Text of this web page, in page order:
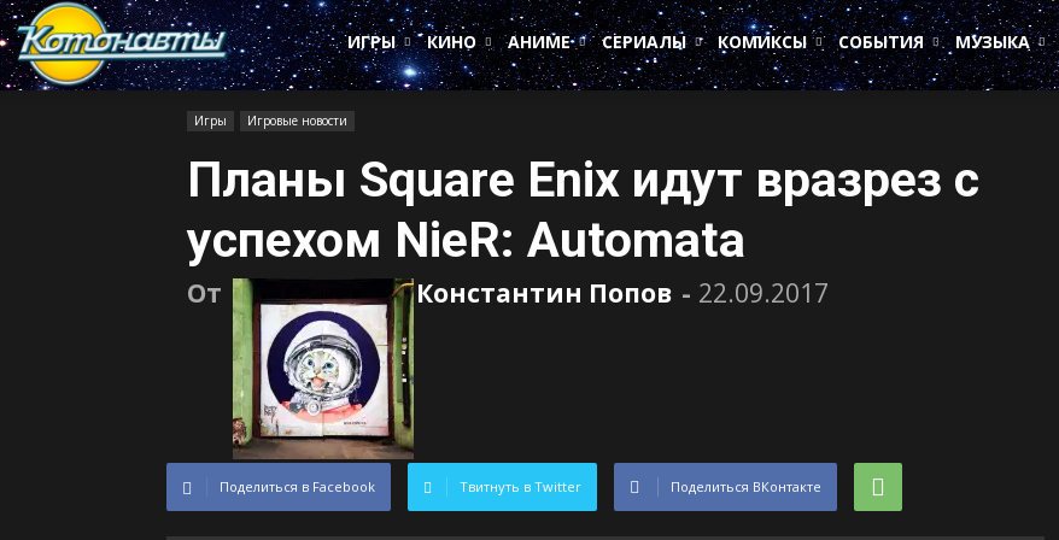
Котонавты
ИГРЫ
КИНО АНИМЕ СЕРИАЛЫ КОМИКСЫ СОБЫТИЯ МУЗЫКА
Игры Игровые новости
Планы Square Enix идут вразрез с
успехом NieR: Automata
От Константин Попов - 22.09.2017
Поделиться в Facebook Твитнуть в Twitter Поделиться ВКонтакте